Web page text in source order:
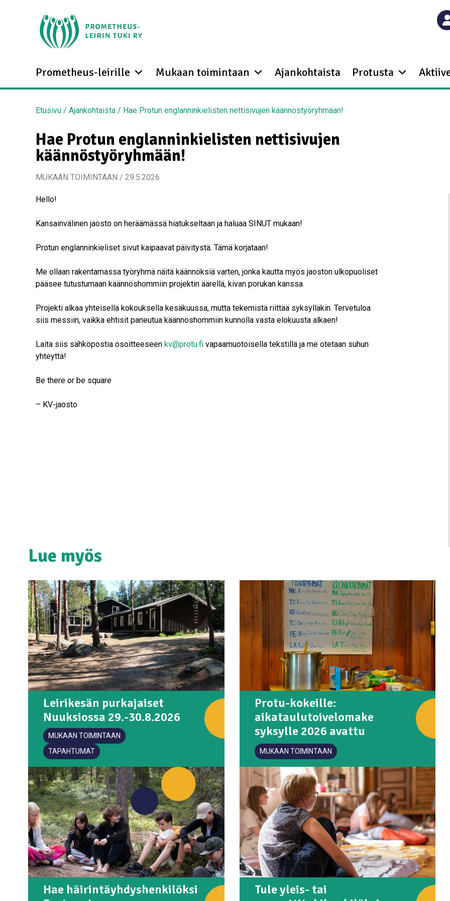
Prometheus-leirille Mukaan toimintaan Ajankohtaista Protusta
Etusivu / Ajankohtaista / Hae Protun englanninkielisten nettisivujen käännöstyöryhmään!
Hae Protun englanninkielisten nettisivujen
käännöstyöryhmään!
MUKAAN TOIMINTAAN / 29.5.2026
Hello!
Kansainvälinen jaosto on heräämässä hiatukseltaan ja haluaa SINUT mukaan!
Protun englanninkieliset sivut kaipaavat päivitystä. Tämä korjataan!
Me ollaan rakentamassa työryhmä näitä käännöksiä varten, jonka kautta myös jaoston ulkopuoliset
pääsee tutustumaan käännöshommiin projektin äärellä, kivan porukan kanssa.
Projekti alkaa yhteisellä kokouksella kesäkuussa, mutta tekemistä riittää syksylläkin. Tervetuloa
siis messiin, vaikka ehtisit paneutua käännöshommiin kunnolla vasta elokuusta alkaen!
Laita siis sähköpostia osoitteeseen kv@protu.fi vapaamuotoisella tekstillä ja me otetaan suhun
yhteyttä!
Be there or be square
– KV-jaosto
Lue myös
Leirikesän purkajaiset
Nuuksiossa 29.-30.8.2026
MUKAAN TOIMINTAAN
TAPAHTUMAT
Protu-kokeille:
aikataulutoivelomake
syksylle 2026 avattu
MUKAAN TOIMINTAAN
Hae häirintäyhdyshenkilöksi
Tule yleis- tai